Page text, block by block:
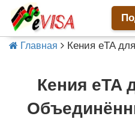
Главная Кения eTA для
Кения eTA